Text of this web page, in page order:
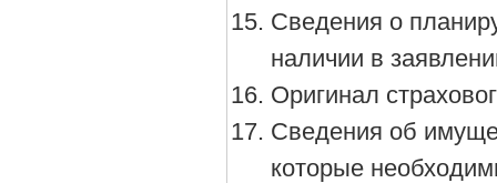
Сведения о
наличии в
Оригинал
Сведения об
которые